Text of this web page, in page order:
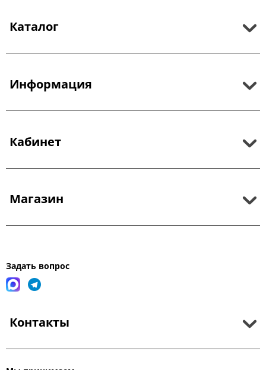
Каталог
Информация
Кабинет
Магазин
Задать вопрос
Контакты